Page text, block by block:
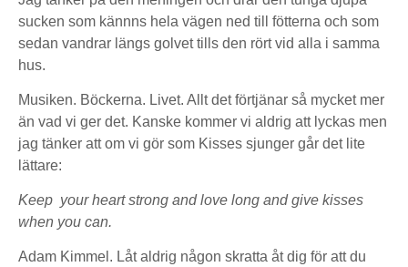
sucken som kännns hela vägen ned till fötterna och som
sedan vandrar längs golvet tills den rört vid alla i samma
hus.
Musiken. Böckerna. Livet. Allt det förtjänar så mycket mer
än vad vi ger det. Kanske kommer vi aldrig att lyckas men
jag tänker att om vi gör som Kisses sjunger går det lite
lättare:
Keep your heart strong and love long and give kisses
when you can.
Adam Kimmel. Låt aldrig någon skratta åt dig för att du